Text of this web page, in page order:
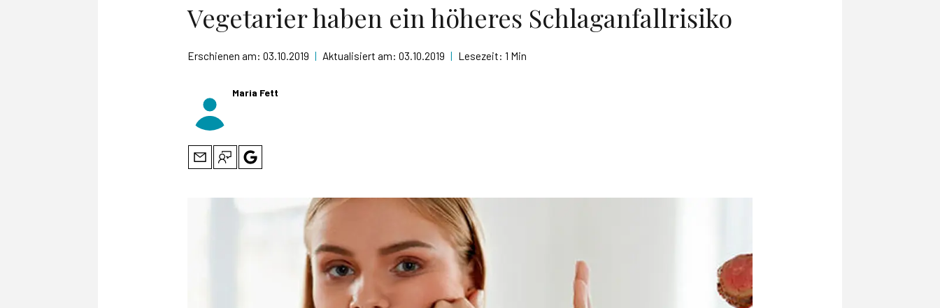
Vegetarier haben ein höheres Schlaganfallrisiko
Erschienen am: 03.10.2019 | Aktualisiert am: 03.10.2019 | Lesezeit: 1 Min
Maria Fett